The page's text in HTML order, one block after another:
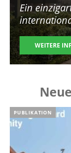
Ein
WEITERE
PUBLIKATION